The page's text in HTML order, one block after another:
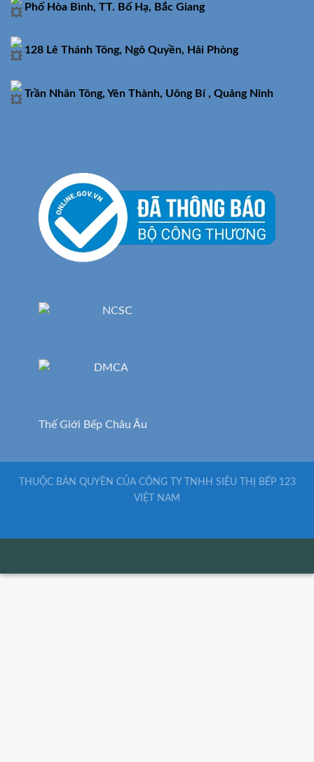
Phố Hòa Bình, TT. Bố Hạ, Bắc Giang
128 Lê Thánh Tông, Ngô Quyền, Hải Phòng
Trần Nhân Tông, Yên Thành, Uông Bí , Quảng Ninh
Thế Giới Bếp Châu Âu
THUỘC BẢN QUYỀN CỦA CÔNG TY TNHH SIÊU THỊ BẾP 123
VIỆT NAM